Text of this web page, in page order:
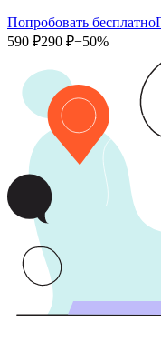
Попробовать бесплатно
590 ₽290 ₽−50%